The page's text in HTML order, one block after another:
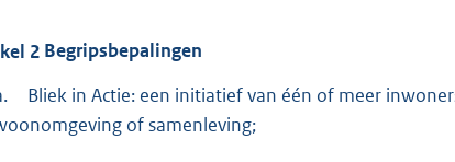
2 Begripsbepalingen
Bliek in Actie: een initiatief van één of meer
of samenleving;